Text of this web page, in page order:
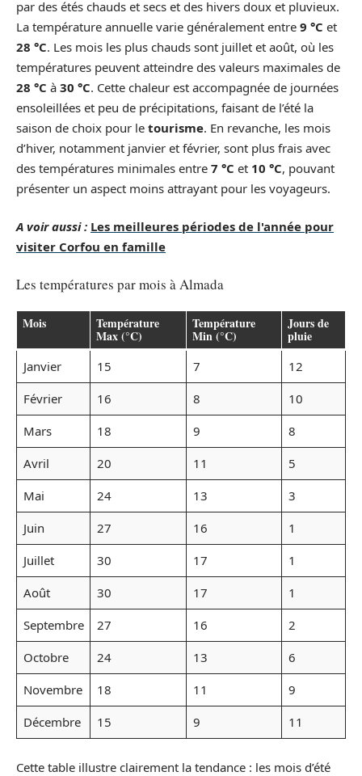
par des étés chauds et secs et des hivers doux et pluvieux.
La température annuelle varie généralement entre 9 °C et
28 °C. Les mois les plus chauds sont juillet et août, où les
températures peuvent atteindre des valeurs maximales de
28 °C à 30 °C. Cette chaleur est accompagnée de journées
ensoleillées et peu de précipitations, faisant de l’été la
saison de choix pour le tourisme. En revanche, les mois
d’hiver, notamment janvier et février, sont plus frais avec
des températures minimales entre 7 °C et 10 °C, pouvant
présenter un aspect moins attrayant pour les voyageurs.
A voir aussi : Les meilleures périodes de l'année pour
visiter Corfou en famille
Les températures par mois à Almada
Mois Température
Max (°C)
Température
Min (°C)
Jours de
pluie
Janvier 15 7
12
Février
16 8
10
Mars
18 9
8
Avril
20 11
5
Mai
24 13
3
Juin
27 16
1
Juillet
30 17
1
Août
30 17
1
Septembre
27 16
2
Octobre
24 13
6
Novembre
18 11
9
Décembre
15 9 11
Cette table illustre clairement la tendance : les mois d’été